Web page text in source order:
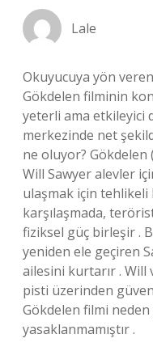
Lale
Okuyucuya yön
Gökdelen filminin
yeterli ama etkileyici
merkezinde net
ne oluyor?
Will Sawyer alevler
ulaşmak için tehlikeli
karşılaşmada,
fiziksel güç birleşir .
yeniden ele geçiren
ailesini kurtarır .
pisti üzerinden
Gökdelen filmi neden
yasaklanmamıştır .